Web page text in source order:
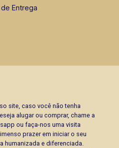
Entrega
site, caso você não tenha
alugar ou comprar, chame a
ou faça-nos uma visita
prazer em iniciar o seu
humanizada e diferenciada.